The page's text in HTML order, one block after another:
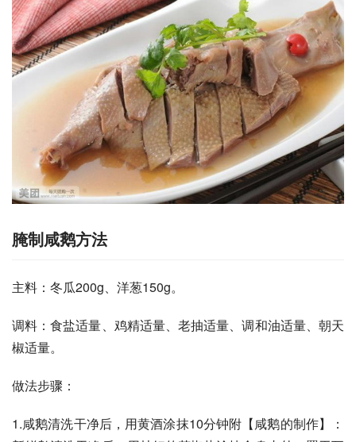
腌制咸鹅方法
主料：冬瓜200g、洋葱150g。
调料：食盐适量、鸡精适量、老抽适量、调和油适量、朝天
椒适量。
做法步骤：
1.咸鹅清洗干净后，用黄酒涂抹10分钟附【咸鹅的制作】：